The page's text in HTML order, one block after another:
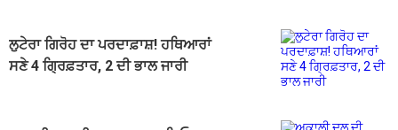
ਲੁਟੇਰਾ ਗਿਰੋਹ ਦਾ ਪਰਦਾਫ਼ਾਸ਼! ਹਥਿਆਰਾਂ
ਸਣੇ 4 ਗ੍ਰਿਫ਼ਤਾਰ, 2 ਦੀ ਭਾਲ ਜਾਰੀ